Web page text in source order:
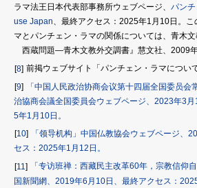
ラマ法王日本代表部事務所ウェブページ、 パン
use Japan、最終アクセス：2025年1月10日。こ
マとパンチェン・ラマの関係については、青木
西蔵問題―青木文教外交調書』慧文社、2009年
8 前掲ウェブサイト「パンチェン・ラマについて
9
「中国人民政治协商会议第十四届全国委员会
治協商会議全国委員会ウェブページ、2023年3
5年1月10日。
10
「领导机构」中国仏教協会ウェブページ、
セス：2025年1月12日。
11
「专访班禅：西藏民主改革60年，宗教信仰
国新聞網、2019年6月10日、最終アクセス：